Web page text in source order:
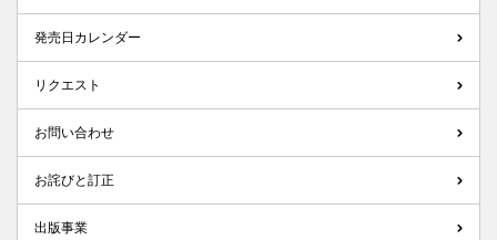
発売日カレンダー
リクエスト
お問い合わせ
お詫びと訂正
出版事業